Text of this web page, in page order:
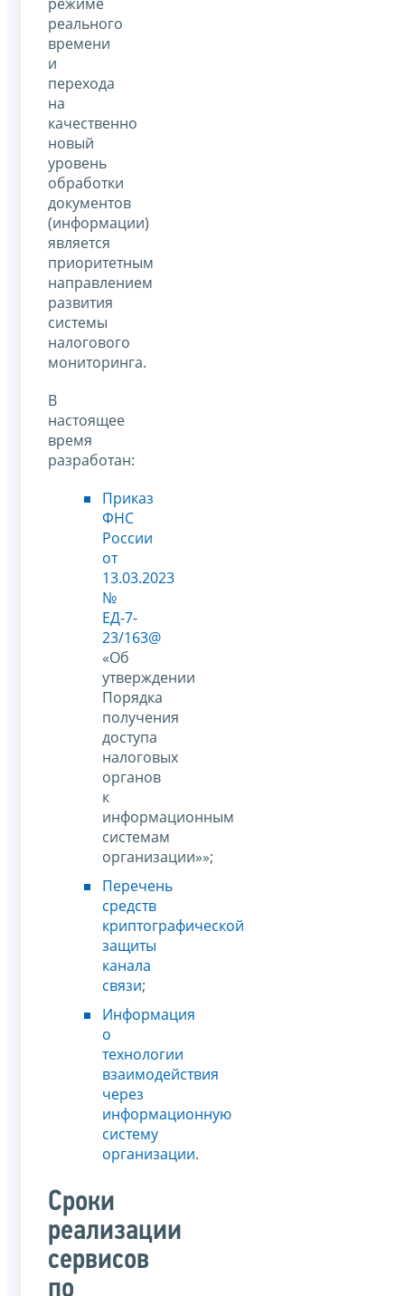
реального
времени
и
перехода
на
качественно
новый
уровень
обработки
документов
(информации)
является
приоритетным
направлением
развития
системы
налогового
мониторинга.
В
настоящее
время
разработан:
Приказ
ФНС
России
от
13.03.2023
№
ЕД-7-
23/163@
«Об
утверждении
Порядка
получения
доступа
налоговых
органов
к
информационным
системам
организации»»;
Перечень
средств
криптографической
защиты
канала
связи;
Информация
о
технологии
взаимодействия
через
информационную
систему
организации.
Сроки
реализации
сервисов
по